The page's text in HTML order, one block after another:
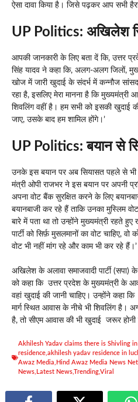
ऐसा दावा किया है। जिसे पढ़कर आप सभी
UP Politics: अखिलेश
आपकी जानकारी के लिए बता दें कि, उत्तर
सिंह यादव ने कहा कि, अलग-अलग जिलों,
खोज में जारी खुदाई के संदर्भ में कन्नौज
रहा है, इसलिए मेरा मानना ​​है कि मुख्यमंत्री
शिवलिंग वहीं है। हम सभी को इसकी खुदाई
जाए, उसके बाद हम शामिल होंगे।’
UP Politics: बयान से
उनके इस बयान पर अब सियासत पहले से भी
मंत्री ओपी राजभर ने इस बयान पर अपनी
अपना वोट बैंक सुरक्षित करने के लिए
बयानबाजी कर रहे हैं ताकि उनका मुस्लिम
बारे में पता था तो उन्होंने मुख्यमंत्री रहते हुए
पार्टी को सिर्फ़ मुसलमानों का वोट चाहिए,
वोट भी नहीं मांग रहे और काम भी कर रहे हैं।’
अखिलेश के अलावा समाजवादी पार्टी (सपा) के
को कहा कि उत्तर प्रदेश के मुख्यमंत्री के
वहां खुदाई की जानी चाहिए। उन्होंने कहा
मार्ग स्थित आवास के नीचे भी शिवलिंग है।
है, तो सीएम आवास की भी खुदाई जरूर होनी
Akhilesh Yadav claims there is Shivling
residence akhilesh yadav residence in
Awaz Media Hind Awaz Media News
News Latest NewsTrendingViral